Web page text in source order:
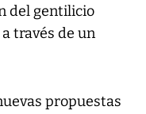
del gentilicio
través de un
propuestas